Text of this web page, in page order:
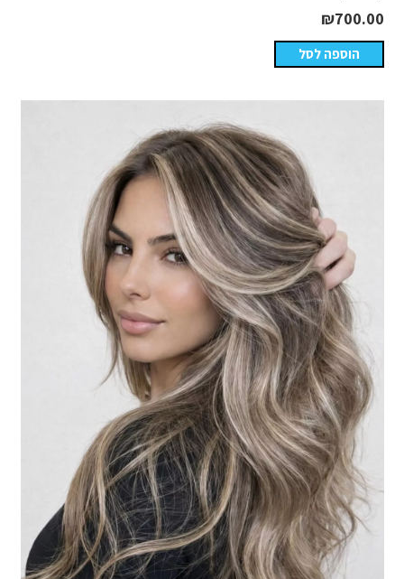
₪700.00
הוספה לסל